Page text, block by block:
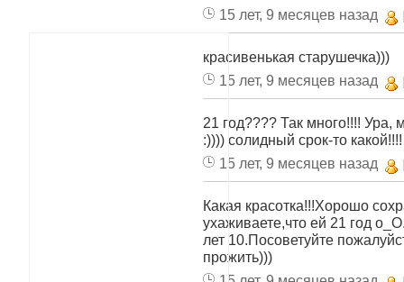
15 лет, 9 месяцев назад
красивенькая старушечка)))
15 лет, 9 месяцев назад
21 год???? Так много!!!!
:)))) солидный срок-то какой!!!!
15 лет, 9 месяцев назад
Какая красотка!!!Хорошо
ухаживаете,что ей 21 год
лет 10.Посоветуйте
прожить)))